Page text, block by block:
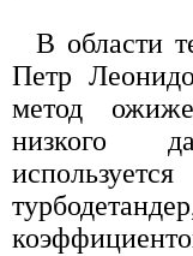
В области
Петр
метод
низкого